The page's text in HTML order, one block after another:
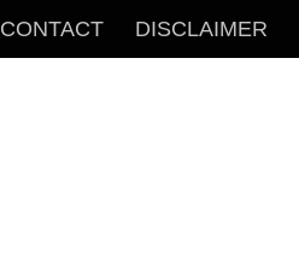
CONTACT DISCLAIMER